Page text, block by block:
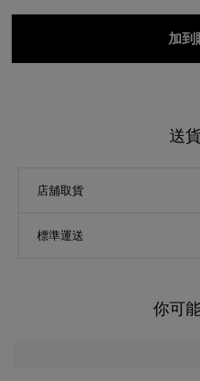
加到
送
店舖取貨
標準運送
你可